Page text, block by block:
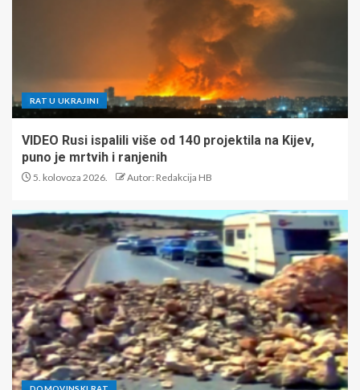
RAT U UKRAJINI
VIDEO Rusi ispalili više od 140 projektila na Kijev,
puno je mrtvih i ranjenih
5. kolovoza 2026. Autor: Redakcija HB